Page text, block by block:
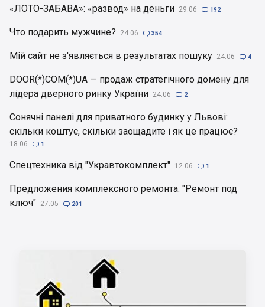
«ЛОТО-ЗАБАВА»: «развод» на деньги 29.06  192
Что подарить мужчине? 24.06  354
Мій сайт не з'являється в результатах пошуку 24.06  4
DOOR(*)COM(*)UA — продаж стратегічного домену для
лідера дверного ринку України 24.06  2
Сонячні панелі для приватного будинку у Львові:
скільки коштує, скільки заощадите і як це працює?
18.06  1
Спецтехника від "Укравтокомплект" 12.06  1
Предложения комплексного ремонта. "Ремонт под
ключ" 27.05  201